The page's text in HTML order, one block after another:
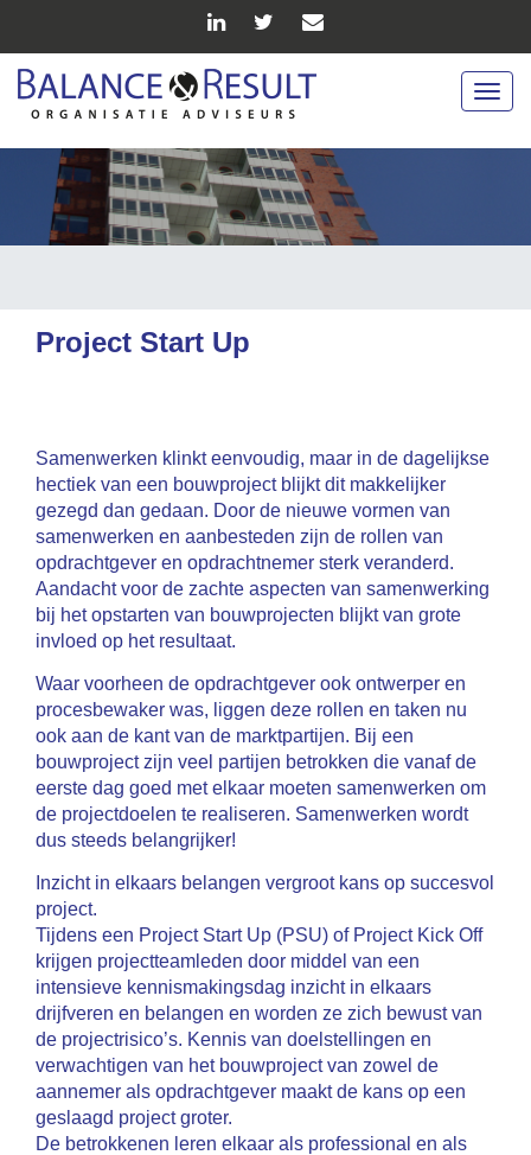
Project Start Up
Samenwerken klinkt eenvoudig, maar in de dagelijkse
hectiek van een bouwproject blijkt dit makkelijker
gezegd dan gedaan. Door de nieuwe vormen van
samenwerken en aanbesteden zijn de rollen van
opdrachtgever en opdrachtnemer sterk veranderd.
Aandacht voor de zachte aspecten van samenwerking
bij het opstarten van bouwprojecten blijkt van grote
invloed op het resultaat.
Waar voorheen de opdrachtgever ook ontwerper en
procesbewaker was, liggen deze rollen en taken nu
ook aan de kant van de marktpartijen. Bij een
bouwproject zijn veel partijen betrokken die vanaf de
eerste dag goed met elkaar moeten samenwerken om
de projectdoelen te realiseren. Samenwerken wordt
dus steeds belangrijker!
Inzicht in elkaars belangen vergroot kans op succesvol
project.
Tijdens een Project Start Up (PSU) of Project Kick Off
krijgen projectteamleden door middel van een
intensieve kennismakingsdag inzicht in elkaars
drijfveren en belangen en worden ze zich bewust van
de projectrisico’s. Kennis van doelstellingen en
verwachtigen van het bouwproject van zowel de
aannemer als opdrachtgever maakt de kans op een
geslaagd project groter.
De betrokkenen leren elkaar als professional en als